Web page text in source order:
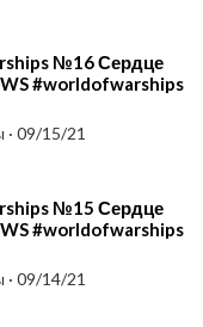
№16 Сердце
#worldofwarships
· 09/15/21
№15 Сердце
#worldofwarships
· 09/14/21